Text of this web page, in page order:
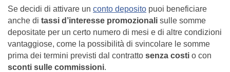
Se decidi di attivare un conto deposito puoi beneficiare
anche di tassi d’interesse promozionali sulle somme
depositate per un certo numero di mesi e di altre condizioni
vantaggiose, come la possibilità di svincolare le somme
prima dei termini previsti dal contratto senza costi o con
sconti sulle commissioni.